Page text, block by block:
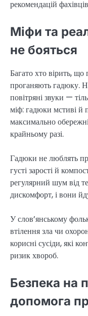
рекомендацій
Міфи та
не бояться
Багато хто вірить, що
проганяють гадюку.
повітряні звуки —
міф: гадюки мстиві й
максимально
крайньому разі.
Гадюки не люблять
густі зарості й
регулярний шум від
дискомфорт, і вони
У слов’янському
втілення зла чи
корисні сусіди, які
ризик хвороб.
Безпека на
допомога